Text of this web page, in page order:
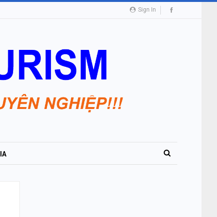
Sign In